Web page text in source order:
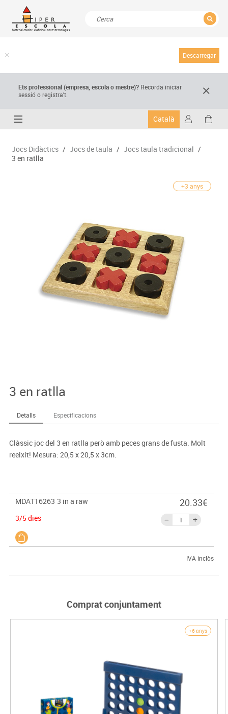
Descarregar
Ets professional (empresa,escola o mestre)? Recorda iniciar
sessió o registra't.
Català
Jocs Didàctics / Jocs de taula / Jocs taula tradicional /
3 en ratlla
+3 anys
3 en ratlla
Detalls Especificacions
Clàssic joc del 3 en ratlla però amb peces grans de fusta. Molt
reeixit! Mesura: 20,5 x 20,5 x 3cm.
MDAT16263 3 in a raw
3/5 dies
20.33€
IVA inclòs
Comprat conjuntament
+6 anys